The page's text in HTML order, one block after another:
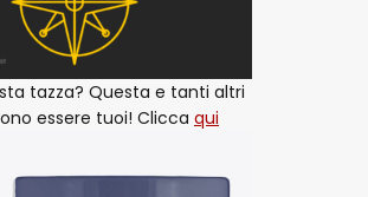
tazza? Questa e tanti altri
essere tuoi! Clicca qui